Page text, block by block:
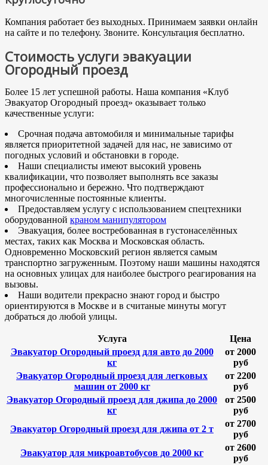
Компания работает без выходных. Принимаем заявки онлайн
на сайте и по телефону. Звоните. Консультация бесплатно.
Стоимость услуги эвакуации
Огородный проезд
Более 15 лет успешной работы. Наша компания «Клуб
Эвакуатор Огородный проезд» оказывает только
качественные услуги:
Срочная подача автомобиля и минимальные тарифы
является приоритетной задачей для нас, не зависимо от
погодных условий и обстановки в городе.
Наши специалисты имеют высокий уровень
квалификации, что позволяет выполнять все заказы
профессионально и бережно. Что подтверждают
многочисленные постоянные клиенты.
Предоставляем услугу с использованием спецтехники
оборудованной краном манипулятором
Эвакуация, более востребованная в густонаселённых
местах, таких как Москва и Московская область.
Одновременно Московский регион является самым
транспортно загруженным. Поэтому наши машины находятся
на основных улицах для наиболее быстрого реагирования на
вызовы.
Наши водители прекрасно знают город и быстро
ориентируются в Москве и в считаные минуты могут
добраться до любой улицы.
Услуга
Цена
Эвакуатор Огородный проезд для авто до 2000
кг
от 2000
руб
Эвакуатор Огородный проезд для легковых
машин от 2000 кг
от 2200
руб
Эвакуатор Огородный проезд для джипа до 2000
кг
от 2500
руб
Эвакуатор Огородный проезд для джипа от 2 т
от 2700
руб
Эвакуатор для микроавтобусов до 2000 кг
от 2600
руб